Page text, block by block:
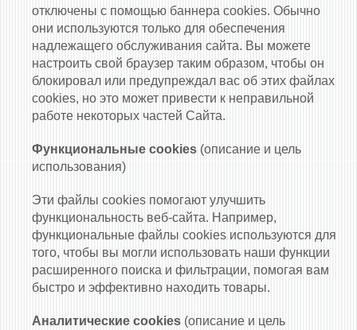
отключены с помощью баннера cookies. Обычно
они используются только для обеспечения
надлежащего обслуживания сайта. Вы можете
настроить свой браузер таким образом, чтобы он
блокировал или предупреждал вас об этих файлах
cookies, но это может привести к неправильной
работе некоторых частей Сайта.
Функциональные cookies (описание и цель
использования)
Эти файлы cookies помогают улучшить
функциональность веб-сайта. Например,
функциональные файлы cookies используются для
того, чтобы вы могли использовать наши функции
расширенного поиска и фильтрации, помогая вам
быстро и эффективно находить товары.
Аналитические cookies (описание и цель